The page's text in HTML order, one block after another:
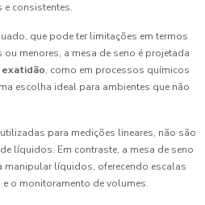
consistentes.
que pode ter limitações em termos
menores, a mesa de seno é projetada
, como em processos químicos
escolha ideal para ambientes que não
para medições lineares, não são
líquidos. Em contraste, a mesa de seno
manipular líquidos, oferecendo escalas
o monitoramento de volumes.